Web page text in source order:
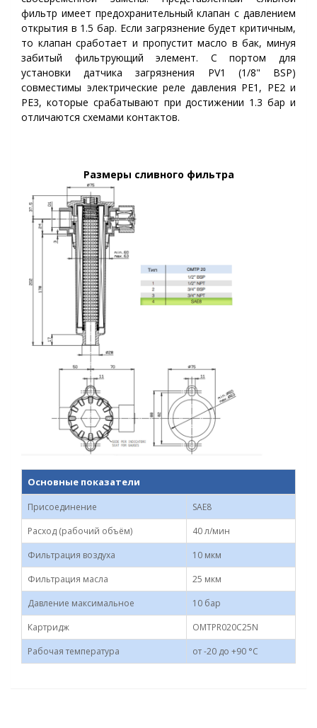
фильтр имеет предохранительный клапан с давлением
открытия в 1.5 бар. Если загрязнение будет критичным,
то клапан сработает и пропустит масло в бак, минуя
забитый фильтрующий элемент. С портом для
установки датчика загрязнения PV1 (1/8" BSP)
совместимы электрические реле давления PE1, PE2 и
PE3, которые срабатывают при достижении 1.3 бар и
отличаются схемами контактов.
Размеры сливного фильтра
Основные показатели
Присоединение
SAE8
Расход (рабочий объём)
40 л/мин
Фильтрация воздуха
10 мкм
Фильтрация масла
25 мкм
Давление максимальное
10 бар
Картридж
OMTPR020С25N
Рабочая температура
от -20 до +90 °C